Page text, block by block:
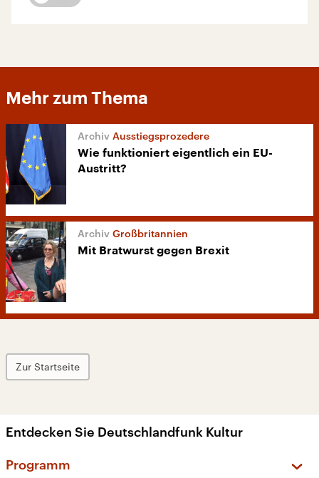
Mehr zum Thema
Ausstiegsprozedere
Wie funktioniert eigentlich ein EU-
Austritt?
Großbritannien
Mit Bratwurst gegen Brexit
Zur Startseite
Entdecken Sie Deutschlandfunk Kultur
Programm